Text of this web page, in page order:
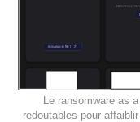
Le ransomware as
redoutables pour